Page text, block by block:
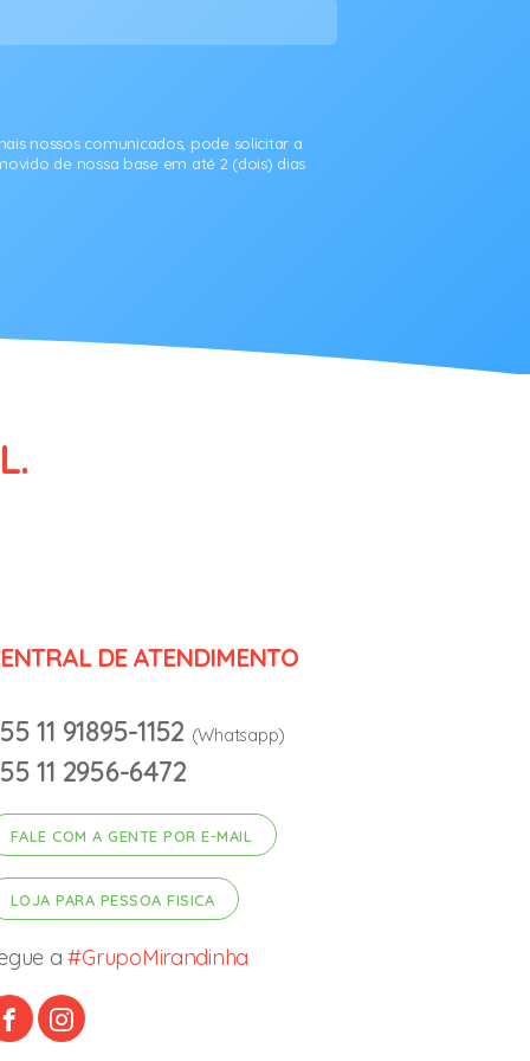
nossos comunicados, pode solicitar a
de nossa base em até 2 (dois) dias
DE ATENDIMENTO
11 91895-1152 (Whatsapp)
11 2956-6472
FALE COM A GENTE POR E-MAIL
LOJA PARA PESSOA FISICA
a#GrupoMirandinha